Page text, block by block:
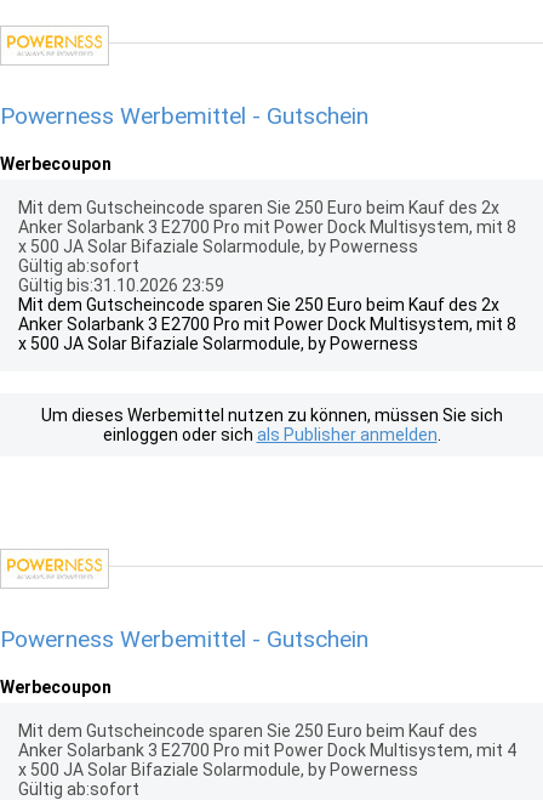
Powerness Werbemittel - Gutschein
Werbecoupon
Mit dem Gutscheincode sparen Sie 250 Euro beim Kauf des 2x
Anker Solarbank 3 E2700 Pro mit Power Dock Multisystem, mit 8
x 500 JA Solar Bifaziale Solarmodule, by Powerness
Gültig ab:sofort
Gültig bis:31.10.2026 23:59
Mit dem Gutscheincode sparen Sie 250 Euro beim Kauf des 2x
Anker Solarbank 3 E2700 Pro mit Power Dock Multisystem, mit 8
x 500 JA Solar Bifaziale Solarmodule, by Powerness
Um dieses Werbemittel nutzen zu können, müssen Sie sich
einloggen oder sich als Publisher anmelden
Powerness Werbemittel - Gutschein
Werbecoupon
Mit dem Gutscheincode sparen Sie 250 Euro beim Kauf des
Anker Solarbank 3 E2700 Pro mit Power Dock Multisystem, mit 4
x 500 JA Solar Bifaziale Solarmodule, by Powerness
Gültig ab:sofort